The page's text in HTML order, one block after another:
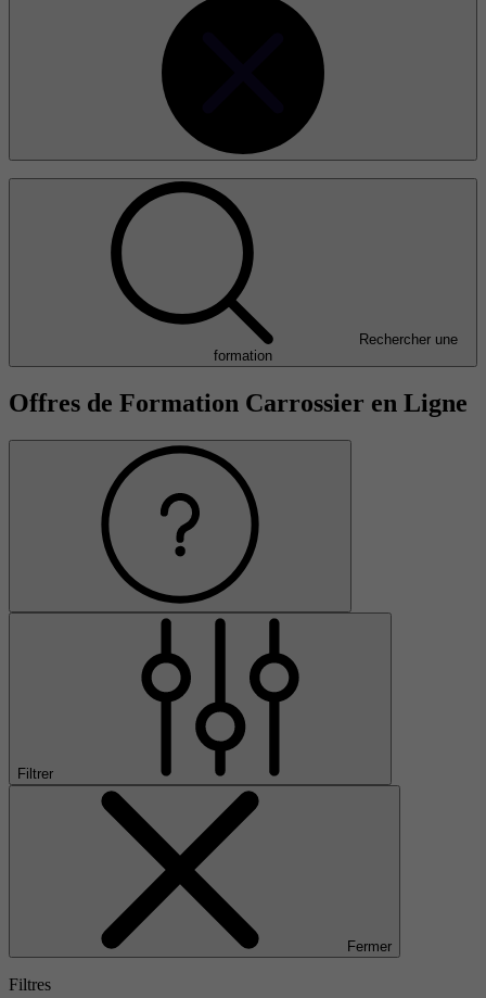
Rechercher une
formation
Offres de Formation Carrossier en Ligne
Filtrer
Fermer
Filtres